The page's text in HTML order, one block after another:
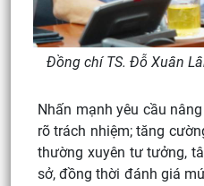
Đồng chí TS. Đỗ Xuân
Nhấn mạnh yêu cầu
rõ trách nhiệm; tăng
thường xuyên tư tưởng,
sở, đồng thời đánh giá